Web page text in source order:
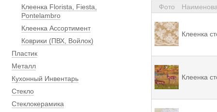
Клеенка Florista, Fiesta,
Pontelambro
Клеенка Ассортимент
Коврики (ПВХ, Войлок)
Пластик
Металл
Кухонный Инвентарь
Стекло
Стеклокерамика
Фото
Клеенка
Клеенка